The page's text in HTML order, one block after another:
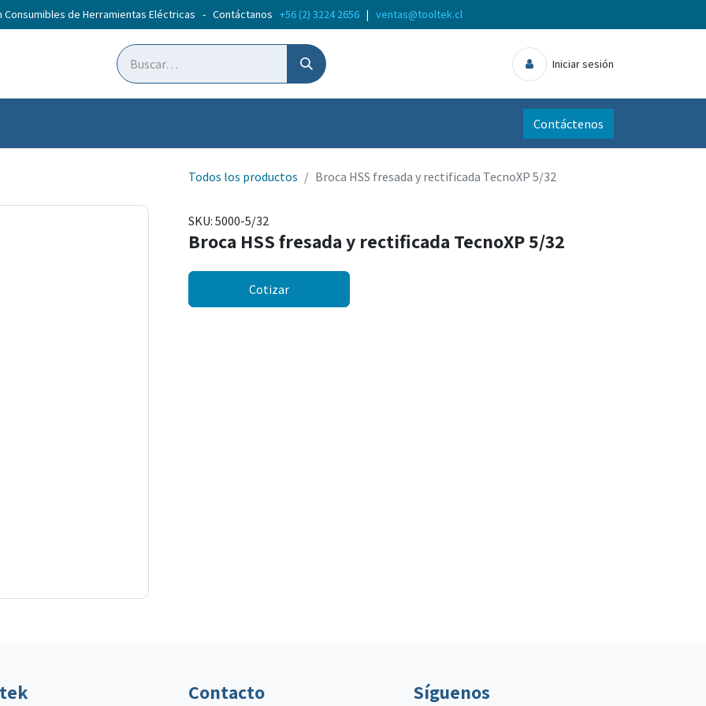
Consumibles de Herramientas Eléctricas - Contáctanos +56 (2) 3224 2656 | ventas@tooltek.cl
Iniciar sesión
Contáctenos
Todos los productos Broca HSS fresada y rectificada TecnoXP 5/32
SKU: 5000-5/32
Broca HSS fresada y rectificada TecnoXP 5/32
Cotizar
Contacto Síguenos